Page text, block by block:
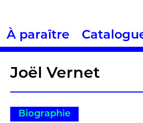
À paraître
Joël Vernet
Biographie